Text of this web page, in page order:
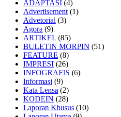
ADAPTASI (4)
Advertisement (1)
Advetorial (3)
Agora (9)
ARTIKEL (85)
BULETIN MORPIN (51)
FEATURE (8)
IMPRESI (26)
INFOGRAFIS (6)
Informasi (9)
Kata Lensa (2)
KODEIN (28)
Laporan Khusus (10)